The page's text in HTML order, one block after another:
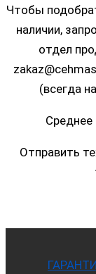
Чтобы
наличии,
отдел
(всегда
Среднее
Отправить